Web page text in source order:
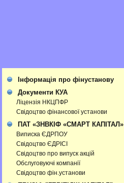
Інформація про фінустанову
Документи КУА
Ліцензія НКЦПФР
Свідоцтво фінансової установи
ПАТ «ЗНВКІФ «СМАРТ КАПІТАЛ»
Виписка ЄДРПОУ
Свідоцтво ЄДРІСІ
Свідоцтво про випуск акцій
Обслуговуючі компанії
Свідоцтво фін.установи